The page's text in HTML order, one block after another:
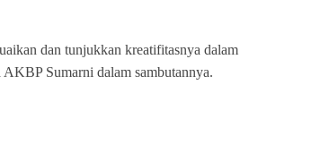
dan tunjukkan kreatifitasnya dalam
Sumarni dalam sambutannya.